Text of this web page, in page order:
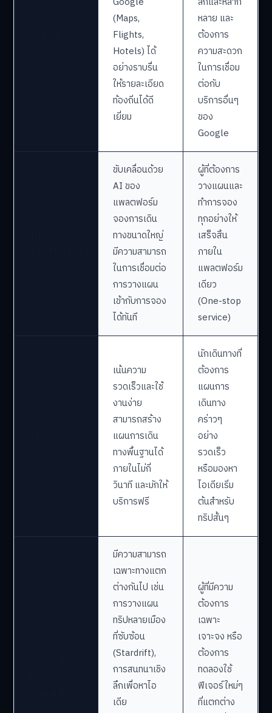
(Maps,
Flights,
Hotels) ได้
อย่างราบรื่น
ให้รายละเอียด
ท้องถิ่นได้ดี
เยี่ยม
หลาย และ
ต้องการ
ความสะดวก
ในการเชื่อม
ต่อกับ
บริการอื่นๆ
ของ
Google
ขับเคลื่อนด้วย
AI ของ
แพลตฟอร์ม
จองการเดิน
ทางขนาดใหญ่
มีความสามารถ
ในการเชื่อมต่อ
การวางแผน
เข้ากับการจอง
ได้ทันที
ผู้ที่ต้องการ
วางแผนและ
ทำการจอง
ทุกอย่างให้
เสร็จสิ้น
ภายใน
แพลตฟอร์ม
เดียว
(One-stop
service)
เน้นความ
รวดเร็วและใช้
งานง่าย
สามารถสร้าง
แผนการเดิน
ทางพื้นฐานได้
ภายในไม่กี่
วินาที และมักให้
บริการฟรี
นักเดินทางที่
ต้องการ
แผนการ
เดินทาง
คร่าวๆ
อย่าง
รวดเร็ว
หรือมองหา
ไอเดียเริ่ม
ต้นสำหรับ
ทริปสั้นๆ
มีความสามารถ
เฉพาะทางแตก
ต่างกันไป เช่น
การวางแผน
ทริปหลายเมือง
ที่ซับซ้อน
(Stardrift),
การสนทนาเชิง
ลึกเพื่อหาไอ
เดีย
ผู้ที่มีความ
ต้องการ
เฉพาะ
เจาะจง หรือ
ต้องการ
ทดลองใช้
ฟีเจอร์ใหม่ๆ
ที่แตกต่าง